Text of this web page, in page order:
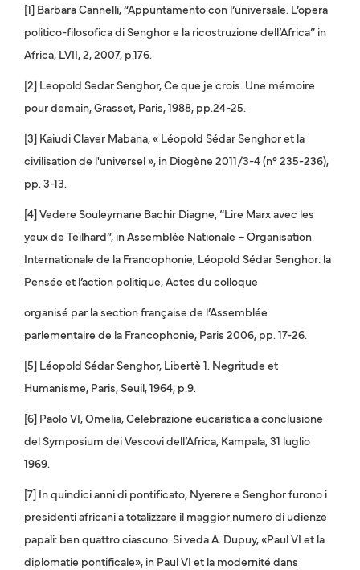
[1] Barbara Cannelli, “Appuntamento con l’universale. L’opera
politico-filosofica di Senghor e la ricostruzione dell’Africa” in
Africa, LVII, 2, 2007, p.176.
[2] Leopold Sedar Senghor, Ce que je crois. Une mémoire
pour demain, Grasset, Paris, 1988, pp.24-25.
[3] Kaiudi Claver Mabana, « Léopold Sédar Senghor et la
civilisation de l'universel », in Diogène 2011/3-4 (n° 235-236),
pp. 3-13.
[4] Vedere Souleymane Bachir Diagne, “Lire Marx avec les
yeux de Teilhard”, in Assemblée Nationale – Organisation
Internationale de la Francophonie, Léopold Sédar Senghor: la
Pensée et l’action politique, Actes du colloque
organisé par la section française de l’Assemblée
parlementaire de la Francophonie, Paris 2006, pp. 17-26.
[5] Léopold Sédar Senghor, Libertè 1. Negritude et
Humanisme, Paris, Seuil, 1964, p.9.
[6] Paolo VI, Omelia, Celebrazione eucaristica a conclusione
del Symposium dei Vescovi dell’Africa, Kampala, 31 luglio
1969.
[7] In quindici anni di pontificato, Nyerere e Senghor furono i
presidenti africani a totalizzare il maggior numero di udienze
papali: ben quattro ciascuno. Si veda A. Dupuy, «Paul VI et la
diplomatie pontificale», in Paul VI et la modernité dans